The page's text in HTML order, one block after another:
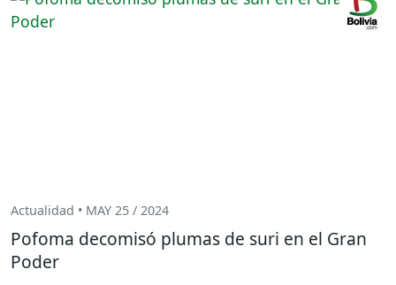
Actualidad • MAY 25 / 2024
Pofoma decomisó plumas de suri en el Gran
Poder